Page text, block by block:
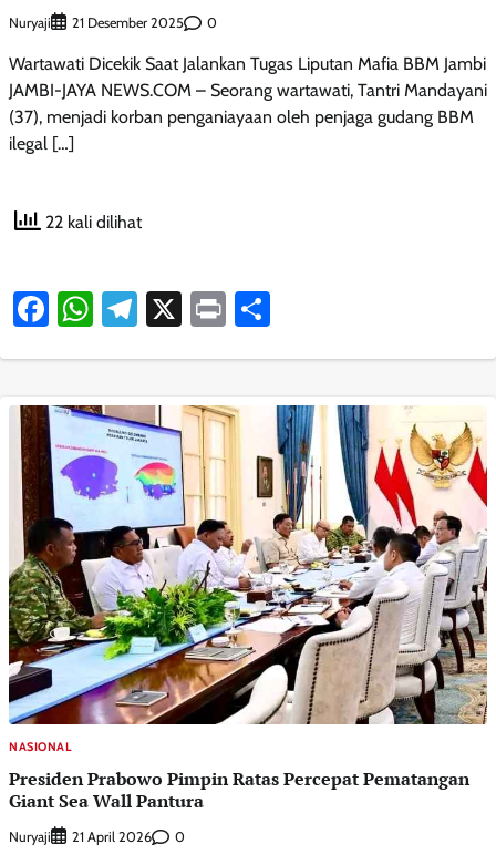
Nuryaji 21 Desember 2025 0
Wartawati Dicekik Saat Jalankan Tugas Liputan Mafia BBM Jambi
JAMBI-JAYA NEWS.COM – Seorang wartawati, Tantri Mandayani
(37), menjadi korban penganiayaan oleh penjaga gudang BBM
ilegal […]
22 kali dilihat
Facebook
WhatsApp
Telegram
X Print
NASIONAL
Presiden Prabowo Pimpin Ratas Percepat Pematangan
Giant Sea Wall Pantura
Nuryaji 21 April 2026 0